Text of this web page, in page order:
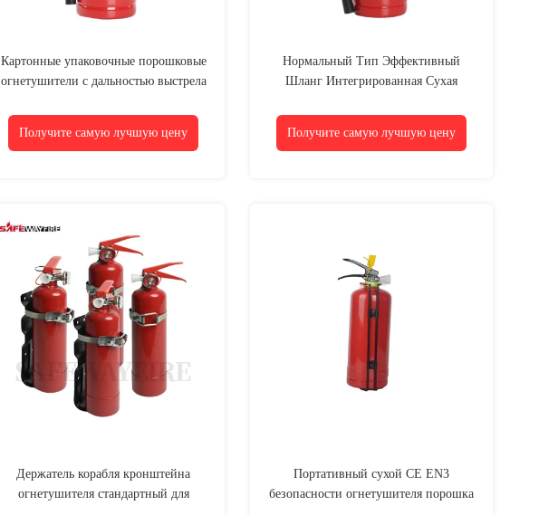
Картонные упаковочные порошковые
огнетушители с дальностью выстрела
Получите самую лучшую цену
Нормальный Тип Эффективный
Шланг Интегрированная Сухая
Получите самую лучшую цену
Держатель корабля кронштейна
огнетушителя стандартный для
Портативный сухой CE EN3
безопасности огнетушителя порошка